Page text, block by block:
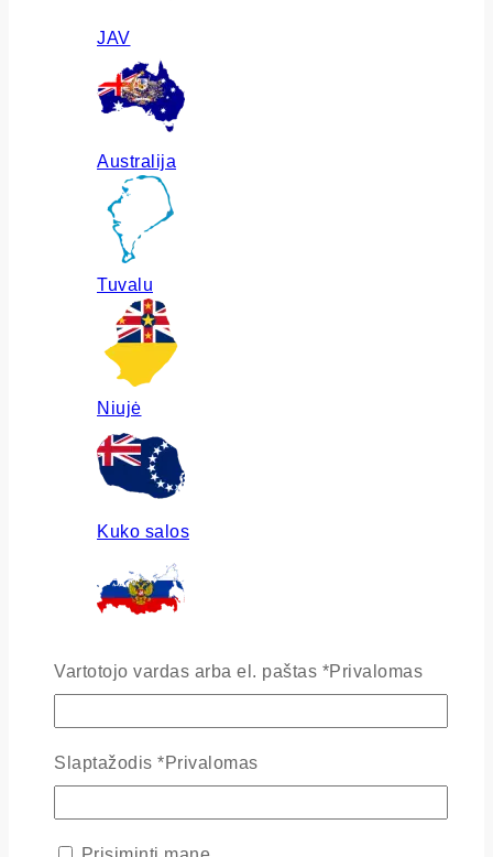
JAV
Australija
Tuvalu
Niujė
Kuko salos
Vartotojo vardas arba el. paštas *Privalomas
Slaptažodis *Privalomas